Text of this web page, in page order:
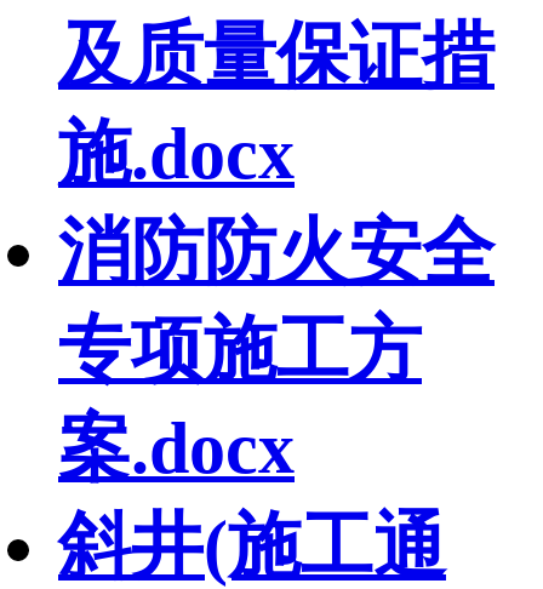
及质量保证措
施.docx
消防防火安全
专项施工方
案.docx
斜井(施工通